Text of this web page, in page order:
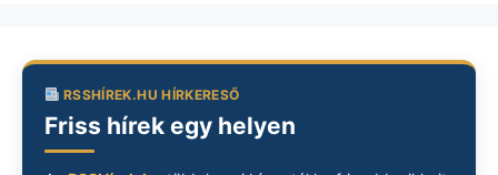
RSSHÍREK.HU HÍRKERESŐ
Friss hírek egy helyen